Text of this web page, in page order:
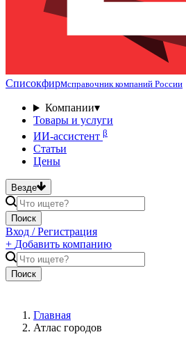
Списокфирмсправочник компаний России
Компании▾
Товары и услуги
ИИ-ассистент β
Статьи
Цены
Везде
Поиск
Вход / Регистрация
+ Добавить компанию
Поиск
Главная
Атлас городов